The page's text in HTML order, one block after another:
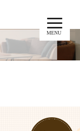
MENU